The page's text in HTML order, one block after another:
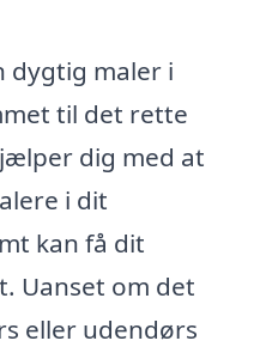
dygtig maler i
til det rette
dig med at
i dit
kan få dit
Uanset om det
eller udendørs